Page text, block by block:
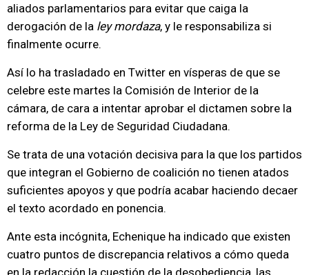
aliados parlamentarios para evitar que caiga la
derogación de la ley mordaza, y le responsabiliza si
finalmente ocurre.
Así lo ha trasladado en Twitter en vísperas de que se
celebre este martes la Comisión de Interior de la
cámara, de cara a intentar aprobar el dictamen sobre la
reforma de la Ley de Seguridad Ciudadana.
Se trata de una votación decisiva para la que los partidos
que integran el Gobierno de coalición no tienen atados
suficientes apoyos y que podría acabar haciendo decaer
el texto acordado en ponencia.
Ante esta incógnita, Echenique ha indicado que existen
cuatro puntos de discrepancia relativos a cómo queda
en la redacción la cuestión de la desobediencia, las